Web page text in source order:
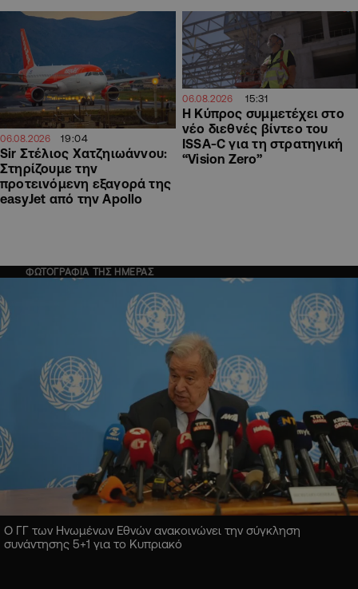
06.08.2026 19:04
Sir Στέλιος Χατζηιωάννου:
Στηρίζουμε την
προτεινόμενη εξαγορά της
easyJet από την Apollo
06.08.2026 15:31
Η Κύπρος συμμετέχει στο
νέο διεθνές βίντεο του
ISSA-C για τη στρατηγική
“Vision Zero”
ΦΩΤΟΓΡΑΦΙΑ ΤΗΣ ΗΜΕΡΑΣ
Ο ΓΓ των Ηνωμένων Εθνών ανακοινώνει την σύγκληση
συνάντησης 5+1 για το Κυπριακό